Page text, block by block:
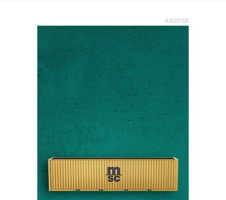
ANZEIGE